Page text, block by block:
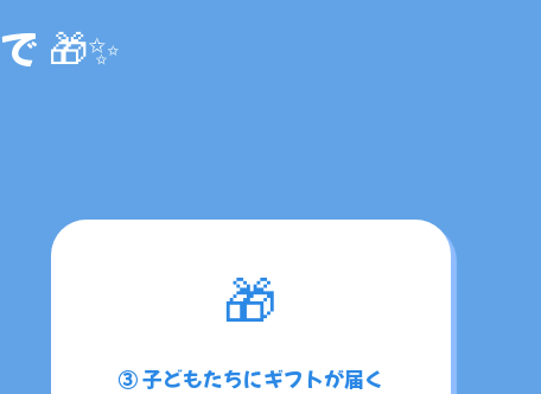
🎁✨
🎁
③ 子どもたちにギフトが届く